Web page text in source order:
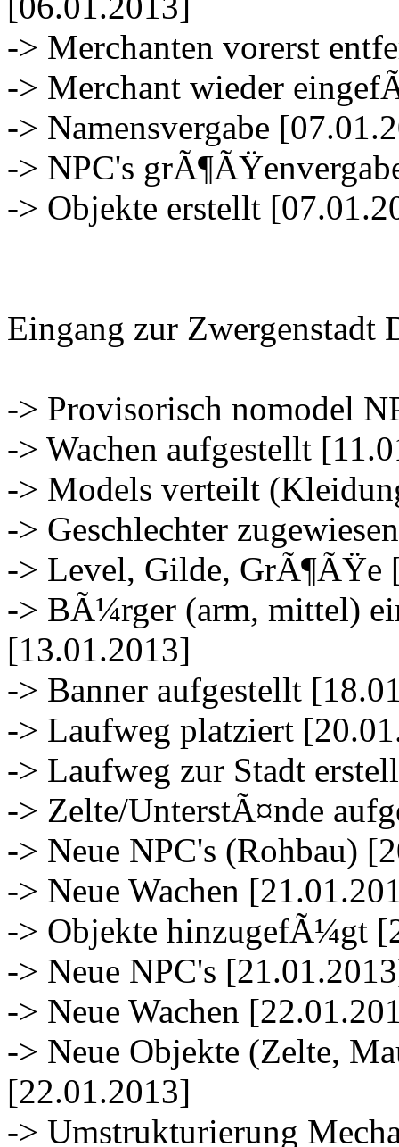
-> Merchanten vorerst
-> Merchant wieder
-> Namensvergabe
-> NPC's
-> Objekte erstellt
Eingang zur Zwergenstadt
-> Provisorisch nomodel
-> Wachen aufgestellt
-> Models verteilt
-> Geschlechter
-> Level, Gilde, GrÃ¶ÃŸe
-> BÃ¼rger (arm, mittel)
[13.01.2013]
-> Banner aufgestellt
-> Laufweg platziert
-> Laufweg zur Stadt
-> Zelte/UnterstÃ¤nde
-> Neue NPC's (Rohbau)
-> Neue Wachen
-> Objekte hinzugefÃ¼gt
-> Neue NPC's
-> Neue Wachen
-> Neue Objekte (Zelte,
[22.01.2013]
-> Umstrukturierung